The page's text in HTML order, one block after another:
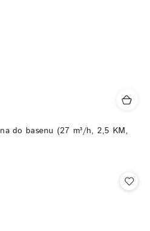
do basenu (27 m³/h, 2,5 KM,